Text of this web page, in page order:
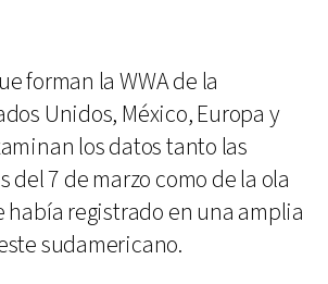
forman la WWA de la
Unidos, México, Europa y
los datos tanto las
del 7 de marzo como de la ola
había registrado en una amplia
sudamericano.